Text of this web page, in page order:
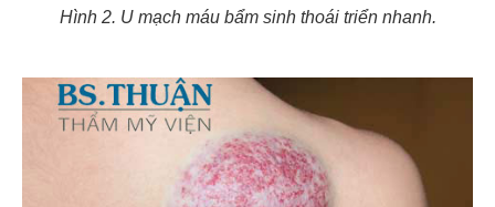
Hình 2. U mạch máu bẩm sinh thoái triển nhanh.